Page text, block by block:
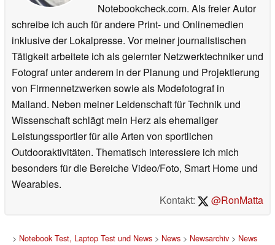
Notebookcheck.com. Als freier Autor
schreibe ich auch für andere Print- und Onlinemedien
inklusive der Lokalpresse. Vor meiner journalistischen
Tätigkeit arbeitete ich als gelernter Netzwerktechniker und
Fotograf unter anderem in der Planung und Projektierung
von Firmennetzwerken sowie als Modefotograf in
Mailand. Neben meiner Leidenschaft für Technik und
Wissenschaft schlägt mein Herz als ehemaliger
Leistungssportler für alle Arten von sportlichen
Outdooraktivitäten. Thematisch interessiere ich mich
besonders für die Bereiche Video/Foto, Smart Home und
Wearables.
Kontakt:
@RonMatta
> Notebook Test, Laptop Test und News> News> Newsarchiv> News